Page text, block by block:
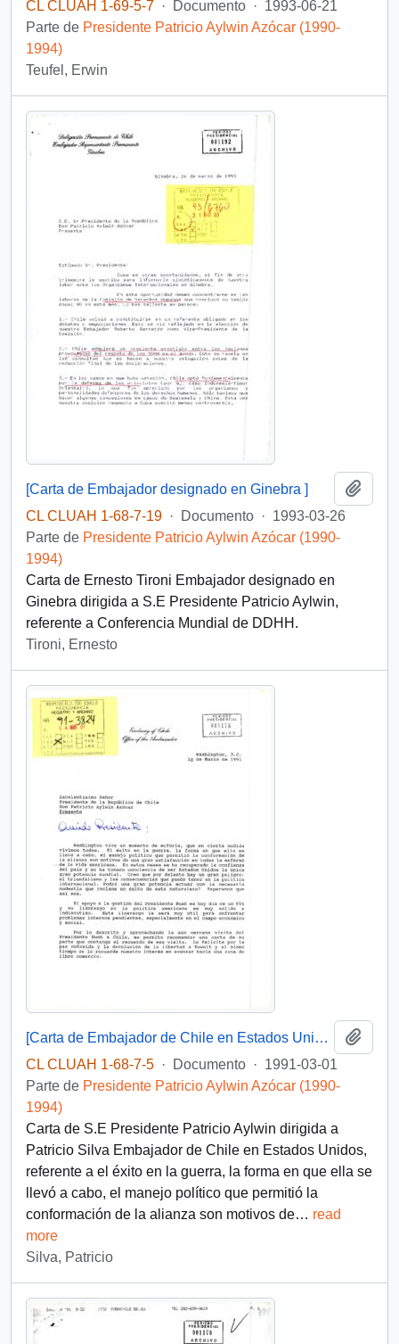
CL CLUAH 1-69-5-7 · Documento · 1993-06-21
Parte de Presidente Patricio Aylwin Azócar (1990-
1994)
Teufel, Erwin
[Carta de Embajador designado en Ginebra ]
CL CLUAH 1-68-7-19 · Documento · 1993-03-26
Parte de Presidente Patricio Aylwin Azócar (1990-
1994)
Carta de Ernesto Tironi Embajador designado en
Ginebra dirigida a S.E Presidente Patricio Aylwin,
referente a Conferencia Mundial de DDHH.
Tironi, Ernesto
[Carta de Embajador de Chile en Estados Unidos]
CL CLUAH 1-68-7-5 · Documento · 1991-03-01
Parte de Presidente Patricio Aylwin Azócar (1990-
1994)
Carta de S.E Presidente Patricio Aylwin dirigida a
Patricio Silva Embajador de Chile en Estados Unidos,
referente a el éxito en la guerra, la forma en que ella se
llevó a cabo, el manejo político que permitió la
conformación de la alianza son motivos de… read
more
Silva, Patricio